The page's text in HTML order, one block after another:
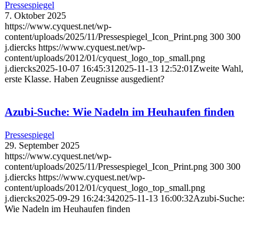
Pressespiegel
7. Oktober 2025
https://www.cyquest.net/wp-
content/uploads/2025/11/Pressespiegel_Icon_Print.png 300 300
j.diercks https://www.cyquest.net/wp-
content/uploads/2012/01/cyquest_logo_top_small.png
j.diercks2025-10-07 16:45:31 2025-11-13 12:52:01 Zweite Wahl,
erste Klasse. Haben Zeugnisse ausgedient?
Azubi-Suche: Wie Nadeln im Heuhaufen finden
Pressespiegel
29. September 2025
https://www.cyquest.net/wp-
content/uploads/2025/11/Pressespiegel_Icon_Print.png 300 300
j.diercks https://www.cyquest.net/wp-
content/uploads/2012/01/cyquest_logo_top_small.png
j.diercks2025-09-29 16:24:342025-11-13 16:00:32Azubi-Suche:
Wie Nadeln im Heuhaufen finden